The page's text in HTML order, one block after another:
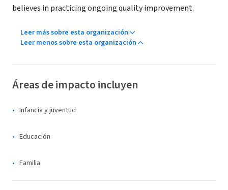
believes in practicing ongoing quality improvement.
Leer más sobre esta organización
Leer menos sobre esta organización
Áreas de impacto incluyen
Infancia y juventud
Educación
Familia